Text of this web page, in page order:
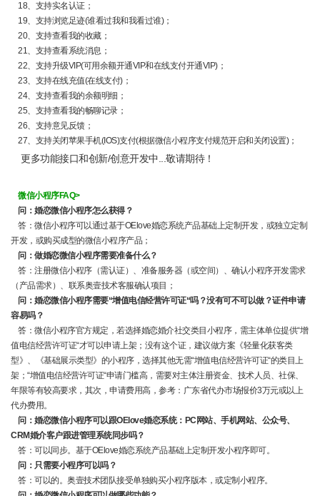
18、支持实名认证；
19、支持浏览足迹(谁看过我和我看过谁)；
20、支持查看我的收藏；
21、支持查看系统消息；
22、支持升级VIP(可用余额开通VIP和在线支付开通VIP)；
23、支持在线充值(在线支付)；
24、支持查看我的余额明细；
25、支持查看我的畅聊记录；
26、支持意见反馈；
27、支持关闭苹果手机(IOS)支付(根据微信小程序支付规范开启和关闭设置)；
更多功能接口和创新/创意开发中...敬请期待！
微信小程序FAQ>
问：婚恋微信小程序怎么获得？
答：微信小程序可以通过基于OElove婚恋系统产品基础上定制开发，或独立定制
开发，或购买成型的微信小程序产品；
问：做婚恋微信小程序需要准备什么？
答：注册微信小程序（需认证）、准备服务器（或空间）、确认小程序开发需求
（产品需求）、联系奥壹技术客服确认项目；
问：婚恋微信小程序需要“增值电信经营许可证“吗？没有可不可以做？证件申请
容易吗？
答：微信小程序官方规定，若选择婚恋婚介社交类目小程序，需主体单位提供“增
值电信经营许可证“才可以申请上架；没有这个证，建议做方案《轻量化获客类
型》、《基础展示类型》的小程序，选择其他无需“增值电信经营许可证“的类目上
架；“增值电信经营许可证“申请门槛高，需要对主体注册资金、技术人员、社保、
年限等有较高要求，其次，申请费用高，参考：广东省代办市场报价3万元或以上
代办费用。
问：婚恋微信小程序可以跟OElove婚恋系统：PC网站、手机网站、公众号、
CRM婚介客户跟进管理系统同步吗？
答：可以同步。基于OElove婚恋系统产品基础上定制开发小程序即可。
问：只需要小程序可以吗？
答：可以的。奥壹技术团队接受单独购买小程序版本，或定制小程序。